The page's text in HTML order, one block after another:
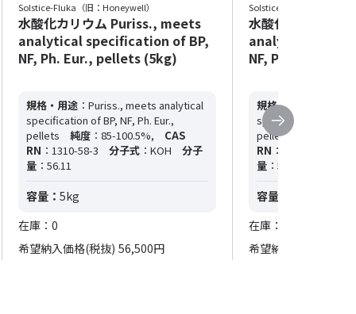
Solstice-Fluka（旧：Honeywell）
水酸化カリウム Puriss., meets
analytical specification of BP,
NF, Ph. Eur., pellets (5kg)
規格・用途 ：Puriss., meets analytical
specification of BP, NF, Ph. Eur.,
pellets
純度 ：85-100.5%,
CAS
RN ：1310-58-3 分子式 ：KOH
分子
量 ：56.11
容量： 5kg
在庫：0
希望納入価格(税抜) 56,500円
Solstice-Fluka（旧：
水酸化カリウム
analytical
NF, Ph. Eur.,
規格・用途
specification of BP,
pellets
RN ：1310-58-3
量 ：56.11
容量：
在庫：0
希望納入価格(税抜)